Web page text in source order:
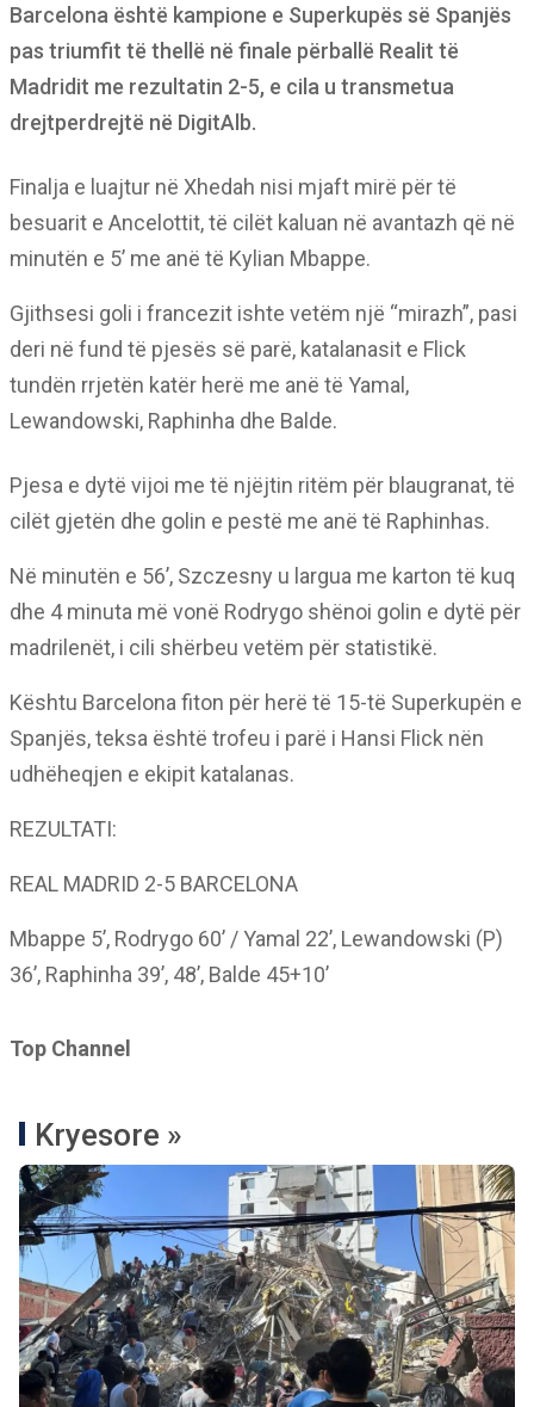
Barcelona është kampione e Superkupës së Spanjës
pas triumfit të thellë në finale përballë Realit të
Madridit me rezultatin 2-5, e cila u transmetua
drejtperdrejtë në DigitAlb.
Finalja e luajtur në Xhedah nisi mjaft mirë për të
besuarit e Ancelottit, të cilët kaluan në avantazh që në
minutën e 5’ me anë të Kylian Mbappe.
Gjithsesi goli i francezit ishte vetëm një “mirazh”, pasi
deri në fund të pjesës së parë, katalanasit e Flick
tundën rrjetën katër herë me anë të Yamal,
Lewandowski, Raphinha dhe Balde.
Pjesa e dytë vijoi me të njëjtin ritëm për blaugranat, të
cilët gjetën dhe golin e pestë me anë të Raphinhas.
Në minutën e 56’, Szczesny u largua me karton të kuq
dhe 4 minuta më vonë Rodrygo shënoi golin e dytë për
madrilenët, i cili shërbeu vetëm për statistikë.
Kështu Barcelona fiton për herë të 15-të Superkupën e
Spanjës, teksa është trofeu i parë i Hansi Flick nën
udhëheqjen e ekipit katalanas.
REZULTATI:
REAL MADRID 2-5 BARCELONA
Mbappe 5’, Rodrygo 60’ / Yamal 22’, Lewandowski (P)
36’, Raphinha 39’, 48’, Balde 45+10’
Top Channel
Kryesore »